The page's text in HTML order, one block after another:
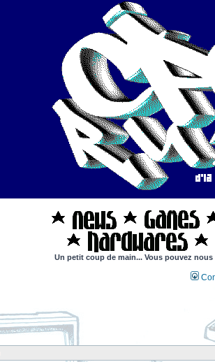
Un petit coup de main... Vous pouvez